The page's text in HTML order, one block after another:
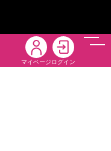
マイページ ログイン
メニ